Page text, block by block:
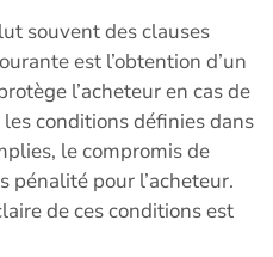
souvent des clauses
est l’obtention d’un
l’acheteur en cas de
conditions définies dans
le compromis de
pénalité pour l’acheteur.
de ces conditions est